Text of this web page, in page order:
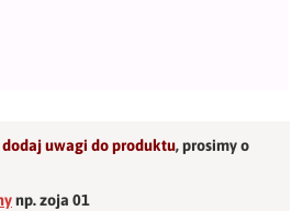
dodaj uwagi do produktu,prosimy o
np. zoja 01